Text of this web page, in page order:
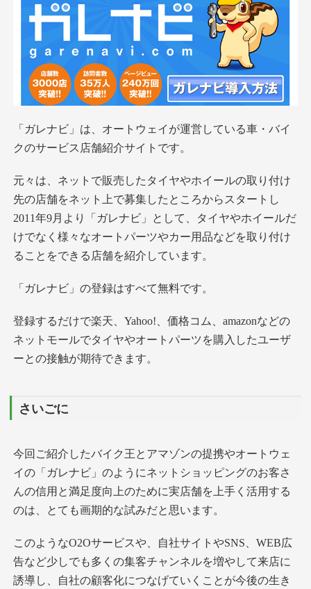
「ガレナビ」は、オートウェイが運営している車・バイ
クのサービス店舗紹介サイトです。
元々は、ネットで販売したタイヤやホイールの取り付け
先の店舗をネット上で募集したところからスタートし
2011年9月より「ガレナビ」として、タイヤやホイールだ
けでなく様々なオートパーツやカー用品などを取り付け
ることをできる店舗を紹介しています。
「ガレナビ」の登録はすべて無料です。
登録するだけで楽天、Yahoo!、価格コム、amazonなどの
ネットモールでタイヤやオートパーツを購入したユーザ
ーとの接触が期待できます。
さいごに
今回ご紹介したバイク王とアマゾンの提携やオートウェ
イの「ガレナビ」のようにネットショッピングのお客さ
んの信用と満足度向上のために実店舗を上手く活用する
のは、とても画期的な試みだと思います。
このようなO2Oサービスや、自社サイトやSNS、WEB広
告など少しでも多くの集客チャンネルを増やして来店に
誘導し、自社の顧客化につなげていくことが今後の生き